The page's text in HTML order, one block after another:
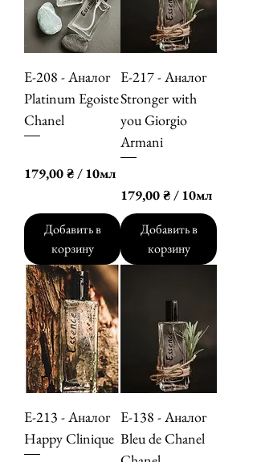
0
М
и
л
л
и
и
ы
М
и
л
л
и
л
и
р
ы
Е-208 - Аналог
Platinum Egoiste
Chanel
179,00 ₴/10мл
9
0
0
₴
з
а
1
0
М
и
л
л
Добавить в
корзину
E-217 - Аналог
Stronger with
you Giorgio
Armani
179,00 ₴/10мл
1
7
9
,
0
М
и
л
Добавить в
корзину
Е-213 - Аналог
Happy Clinique
E-138 - Аналог
Bleu de Chanel